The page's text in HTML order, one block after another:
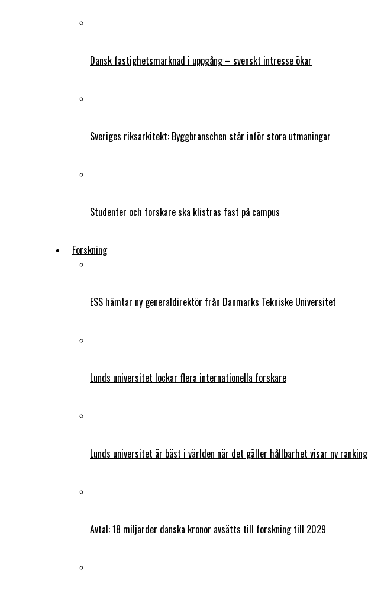
Dansk fastighetsmarknad i uppgång – svenskt intresse ökar
Sveriges riksarkitekt: Byggbranschen står inför stora utmaningar
Studenter och forskare ska klistras fast på campus
Forskning
ESS hämtar ny generaldirektör från Danmarks Tekniske Universitet
Lunds universitet lockar flera internationella forskare
Lunds universitet är bäst i världen när det gäller hållbarhet visar ny ranking
Avtal: 18 miljarder danska kronor avsätts till forskning till 2029